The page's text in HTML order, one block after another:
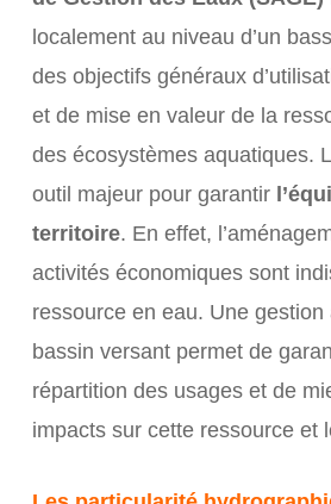
localement au niveau d’un
des objectifs généraux
et de mise en valeur de la
des écosystèmes aquatiques.
outil majeur pour garantir
territoire. En effet,
activités économiques sont
ressource en eau. Une gestion
bassin versant permet de
répartition des usages et de
impacts sur cette ressource et